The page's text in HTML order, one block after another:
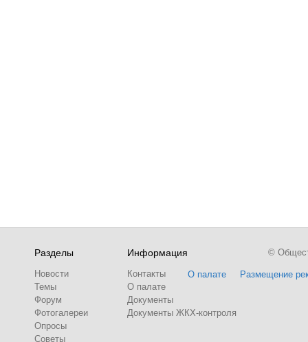
Разделы
Новости
Темы
Форум
Фотогалереи
Опросы
Советы
Информация
Контакты
О палате
Документы
Документы ЖКХ-контроля
О палате Размещение
©